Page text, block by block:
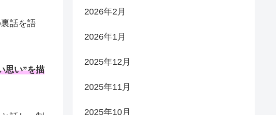
話を語
思い”を描
2026年2月
2026年1月
2025年12月
2025年11月
2025年10月